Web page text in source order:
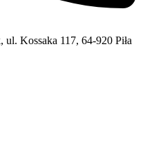
Kossaka 117, 64-920 Piła